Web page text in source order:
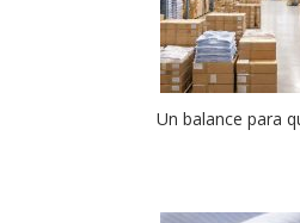
Un balance para